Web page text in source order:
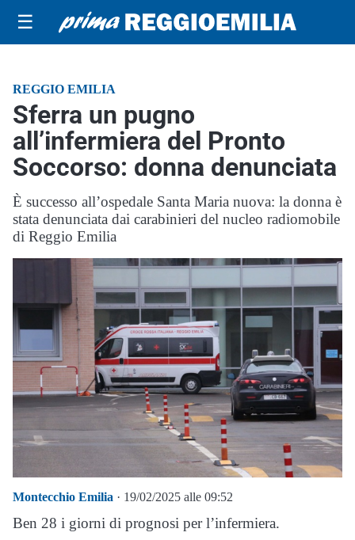
☰
REGGIO EMILIA
Sferra un pugno
all’infermiera del Pronto
Soccorso: donna denunciata
È successo all’ospedale Santa Maria nuova: la donna è
stata denunciata dai carabinieri del nucleo radiomobile
di Reggio Emilia
Montecchio Emilia · 19/02/2025 alle 09:52
Ben 28 i giorni di prognosi per l’infermiera.